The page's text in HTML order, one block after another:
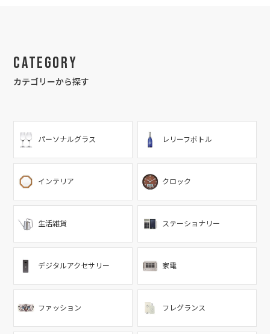
Category
カテゴリーから探す
パーソナルグラス レリーフボトル
インテリア クロック
生活雑貨 ステーショナリー
デジタルアクセサリー 家電
ファッション フレグランス